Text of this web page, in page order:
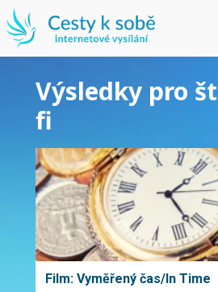
Výsledky pro
fi
Film: Vyměřený čas/In Time